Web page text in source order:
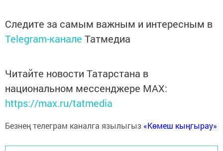
Следите за самым важным и интересным в
Telegram-канале Татмедиа
Читайте новости Татарстана в
национальном мессенджере MАХ:
https://max.ru/tatmedia
Безнең телеграм каналга язылыгыз «Көмеш кыңгырау»